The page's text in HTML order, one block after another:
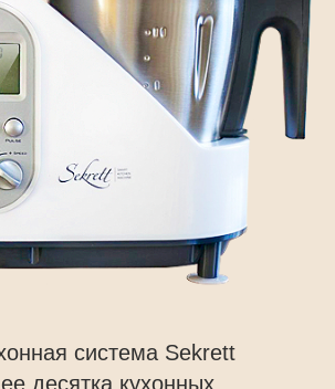
система Sekrett
десятка кухонных